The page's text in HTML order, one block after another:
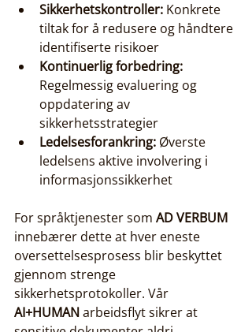
Sikkerhetskontroller: Konkrete
tiltak for å redusere og håndtere
identifiserte risikoer
Kontinuerlig forbedring:
Regelmessig evaluering og
oppdatering av
sikkerhetsstrategier
Ledelsesforankring: Øverste
ledelsens aktive involvering i
informasjonssikkerhet
For språktjenester som AD VERBUM
innebærer dette at hver eneste
oversettelsesprosess blir beskyttet
gjennom strenge
sikkerhetsprotokoller. Vår
AI+HUMAN arbeidsflyt sikrer at